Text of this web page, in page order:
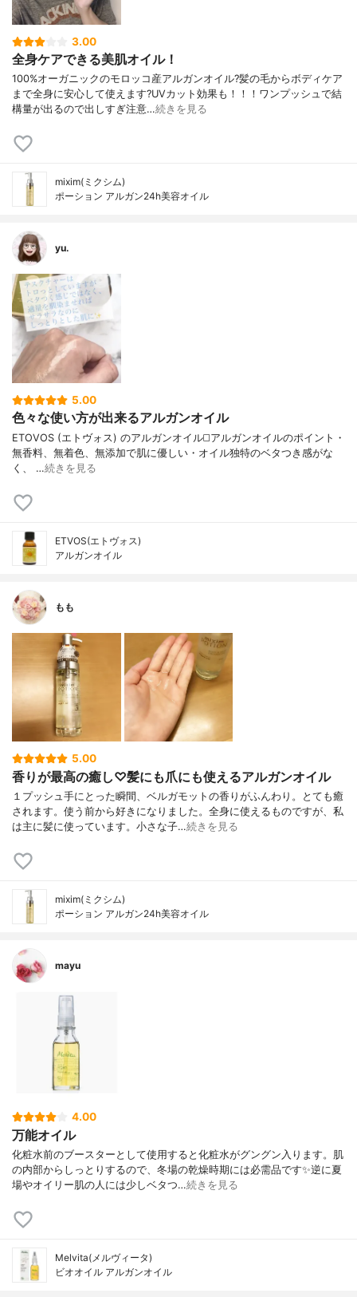
3.00
全身ケアできる美肌オイル！
100%オーガニックのモロッコ産アルガンオイル?髪の毛からボディケア
まで全身に安心して使えます?UVカット効果も！！！ワンプッシュで結
構量が出るので出しすぎ注意…続きを見る
mixim(ミクシム)
ポーション アルガン24h美容オイル
yu.
5.00
色々な使い方が出来るアルガンオイル
ETOVOS (エトヴォス) のアルガンオイル ◻️アルガンオイルのポイント ・
無香料、無着色、無添加で肌に優しい ・オイル独特のベタつき感がな
く、 …続きを見る
ETVOS(エトヴォス)
アルガンオイル
もも
5.00
香りが最高の癒し♡髪にも爪にも使えるアルガンオイル
１プッシュ手にとった瞬間、ベルガモットの香りがふんわり。とても癒
されます。使う前から好きになりました。全身に使えるものですが、私
は主に髪に使っています。小さな子…続きを見る
mixim(ミクシム)
ポーション アルガン24h美容オイル
mayu
4.00
万能オイル
化粧水前のブースターとして使用すると化粧水がグングン入ります。肌
の内部からしっとりするので、冬場の乾燥時期には必需品です✨逆に夏
場やオイリー肌の人には少しベタつ…続きを見る
Melvita(メルヴィータ)
ビオオイル アルガンオイル